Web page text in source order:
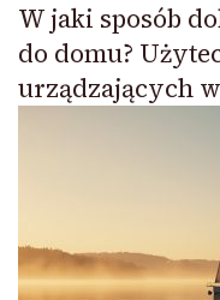
W jaki sposób
do domu?
urządzających